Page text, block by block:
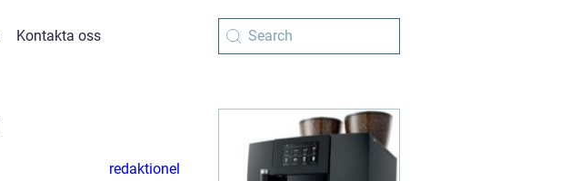
Kontakta oss
redaktionel